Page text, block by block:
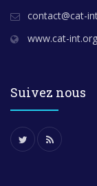
contact@cat-
www.cat-int.org
Suivez nous